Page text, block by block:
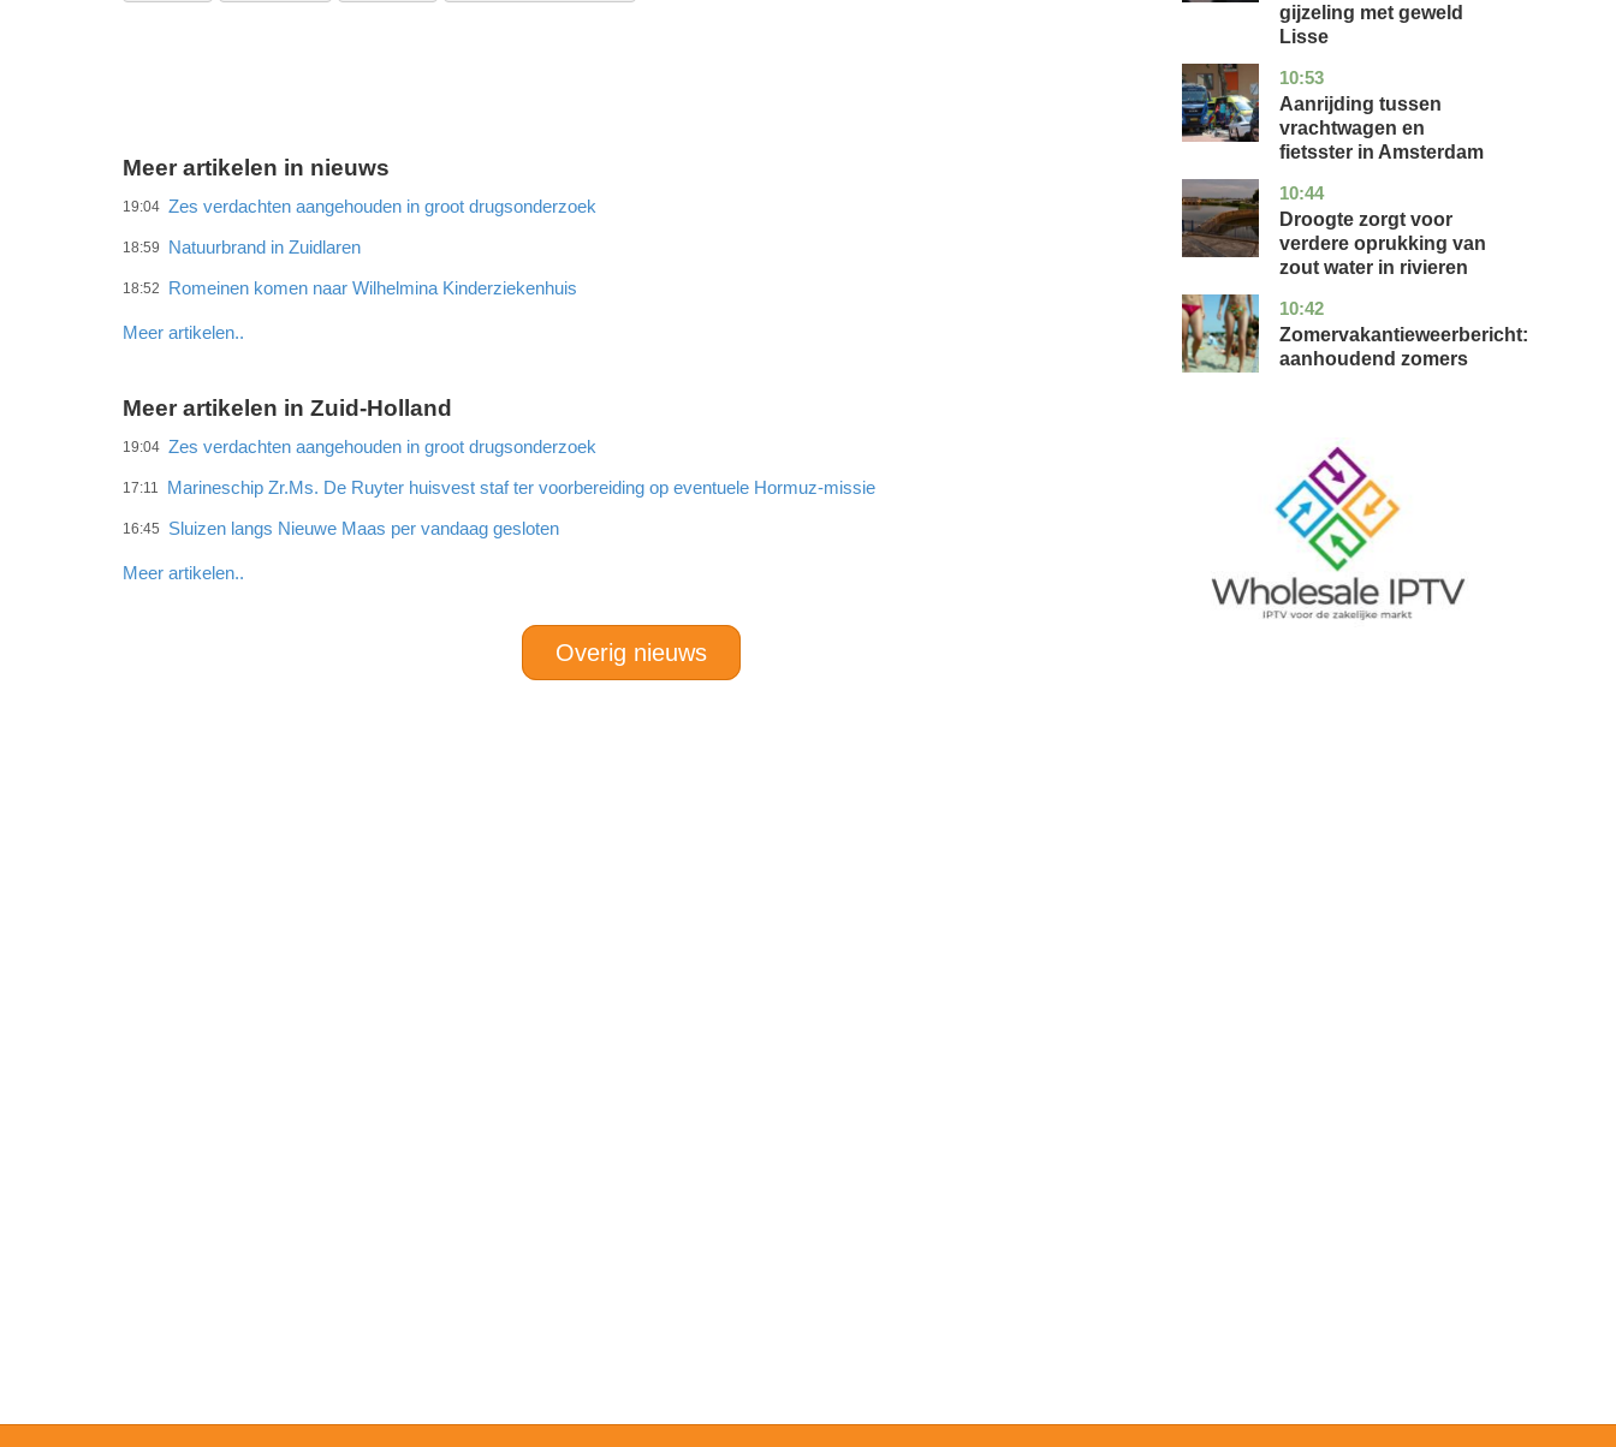
Meer artikelen in nieuws
19:04 Zes verdachten aangehouden in groot drugsonderzoek
18:59 Natuurbrand in Zuidlaren
18:52 Romeinen komen naar Wilhelmina Kinderziekenhuis
Meer artikelen..
Meer artikelen in Zuid-Holland
19:04 Zes verdachten aangehouden in groot drugsonderzoek
17:11 Marineschip Zr.Ms. De Ruyter huisvest staf ter voorbereiding op eventuele Hormuz-missie
16:45 Sluizen langs Nieuwe Maas per vandaag gesloten
Meer artikelen..
Overig nieuws
gijzeling met geweld
Lisse
10:53
noord-
holland
nieuws
Aanrijding tussen
vrachtwagen en
fietsster in Amsterdam
10:44
gelderland
nieuws
Droogte zorgt voor
verdere oprukking van
zout water in rivieren
10:42
utrecht
nieuws
Zomervakantieweerbericht:
aanhoudend zomers